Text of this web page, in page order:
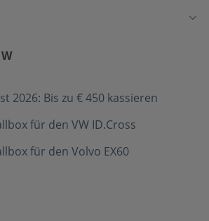
2026: Bis zu € 450 kassieren
für den VW ID.Cross
für den Volvo EX60